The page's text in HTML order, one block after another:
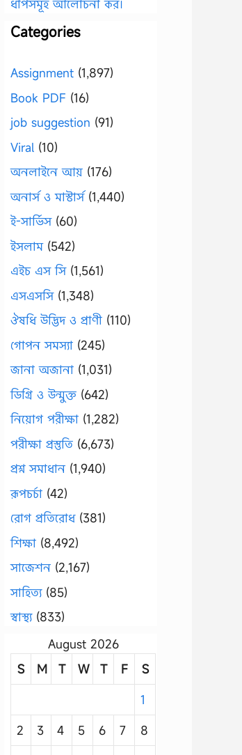
ধাপসমূহ আলোচনা কর।
Categories
Assignment (1,897)
Book PDF (16)
job suggestion (91)
Viral (10)
অনলাইনে আয় (176)
অনার্স ও মাস্টার্স(1,440)
ই-সার্ভিস(60)
ইসলাম(542)
এইচ এস সি(1,561)
এসএসসি(1,348)
ঔষধি উদ্ভিদ ও প্রাণী (110)
গোপন সমস্যা (245)
জানা অজানা (1,031)
ডিগ্রি ও উন্মুক্ত (642)
নিয়োগ পরীক্ষা (1,282)
পরীক্ষা প্রস্তুতি (6,673)
প্রশ্ন সমাধান (1,940)
রূপচর্চা (42)
রোগ প্রতিরোধ(381)
শিক্ষা (8,492)
সাজেশন (2,167)
সাহিত্য(85)
স্বাস্থ্য(833)
August 2026
S
M T W T F
S
1
2
3 4 5 6 7
8